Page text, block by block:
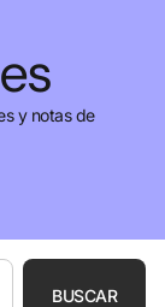
y notas de
BUSCAR